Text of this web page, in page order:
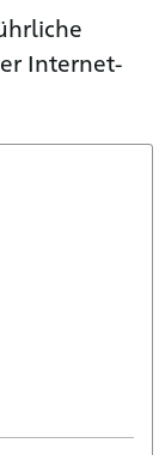
Internet-